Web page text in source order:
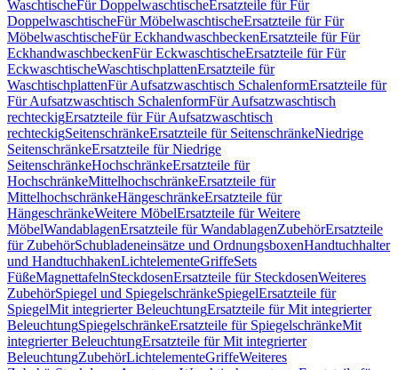
WaschtischeFür DoppelwaschtischeErsatzteile für Für
DoppelwaschtischeFür MöbelwaschtischeErsatzteile für Für
MöbelwaschtischeFür EckhandwaschbeckenErsatzteile für Für
EckhandwaschbeckenFür EckwaschtischeErsatzteile für Für
EckwaschtischeWaschtischplattenErsatzteile für
WaschtischplattenFür Aufsatzwaschtisch SchalenformErsatzteile für
Für Aufsatzwaschtisch SchalenformFür Aufsatzwaschtisch
rechteckigErsatzteile für Für Aufsatzwaschtisch
rechteckigSeitenschränkeErsatzteile für SeitenschränkeNiedrige
SeitenschränkeErsatzteile für Niedrige
SeitenschränkeHochschränkeErsatzteile für
HochschränkeMittelhochschränkeErsatzteile für
MittelhochschränkeHängeschränkeErsatzteile für
HängeschränkeWeitere MöbelErsatzteile für Weitere
MöbelWandablagenErsatzteile für WandablagenZubehörErsatzteile
für ZubehörSchubladeneinsätze und OrdnungsboxenHandtuchhalter
und HandtuchhakenLichtelementeGriffeSets
FüßeMagnettafelnSteckdosenErsatzteile für SteckdosenWeiteres
ZubehörSpiegel und SpiegelschränkeSpiegelErsatzteile für
SpiegelMit integrierter BeleuchtungErsatzteile für Mit integrierter
BeleuchtungSpiegelschränkeErsatzteile für SpiegelschränkeMit
integrierter BeleuchtungErsatzteile für Mit integrierter
BeleuchtungZubehörLichtelementeGriffeWeiteres